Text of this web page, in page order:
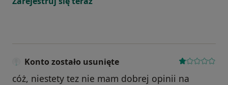
Konto zostało usunięte
cóż, niestety tez nie mam dobrej opinii na